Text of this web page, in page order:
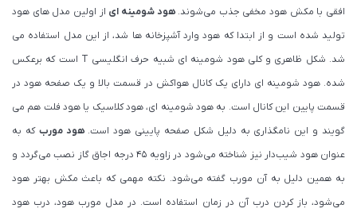
افقی با مکش هود مخفی جذب می‌شوند.هود شومینه ای از اولین مدل های هود
تولید شده است و از ابتدا که هود وارد آشپزخانه ها شد، از این مدل استفاده می
شد. شکل ظاهری و کلی هود شومینه ای شبیه حرف انگلیسی T است که برعکس
شده. هود شومینه ای دارای یک کانال هواکش در قسمت بالا و یک صفحه هود در
قسمت پایین این کانال است. به هود شومینه ای، هود کلاسیک یا هود فلت هم می
گویند و این نامگذاری به دلیل شکل صفحه پایینی هود است.هود مورب که به
عنوان هود شیب‌دار نیز شناخته می‌شود در زاویه ۴۵ درجه اجاق گاز نصب می‌گردد و
به همین دلیل به آن مورب گفته می‌شود. نکته مهمی که باعث مکش بهتر هود
می‌شود، باز کردن درب آن در زمان استفاده است. در مدل مورب هود، درب هود